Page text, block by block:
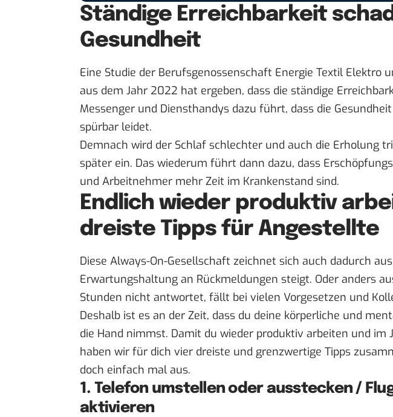
Ständige Erreichbarkeit
Gesundheit
Eine Studie der Berufsgenossenschaft Energie Textil Elektro
aus dem Jahr 2022 hat ergeben, dass die ständige
Messenger und Diensthandys dazu führt, dass die
spürbar leidet.
Demnach wird der Schlaf schlechter und auch die Erholung
später ein. Das wiederum führt dann dazu, dass
und Arbeitnehmer mehr Zeit im Krankenstand sind.
Endlich wieder produktiv
dreiste Tipps für Angestellte
Diese Always-On-Gesellschaft zeichnet sich auch dadurch
Erwartungshaltung an Rückmeldungen steigt. Oder anders
Stunden nicht antwortet, fällt bei vielen Vorgesetzen und
Deshalb ist es an der Zeit, dass du deine körperliche und
die Hand nimmst. Damit du wieder produktiv arbeiten und im
haben wir für dich vier dreiste und grenzwertige Tipps
doch einfach mal aus.
1. Telefon umstellen oder ausstecken /
aktivieren